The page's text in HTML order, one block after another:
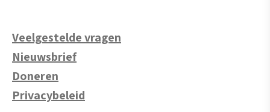
Veelgestelde vragen
Nieuwsbrief
Doneren
Privacybeleid